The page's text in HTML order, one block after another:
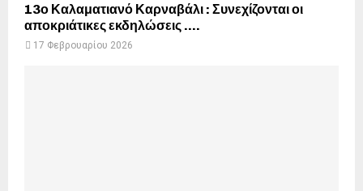
13ο Καλαματιανό Καρναβάλι : Συνεχίζονται οι
αποκριάτικες εκδηλώσεις ….
17 Φεβρουαρίου 2026